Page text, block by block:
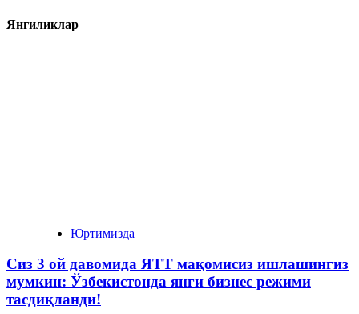
Янгиликлар
Юртимизда
Сиз 3 ой давомида ЯТТ мақомисиз ишлашингиз
мумкин: Ўзбекистонда янги бизнес режими
тасдиқланди!